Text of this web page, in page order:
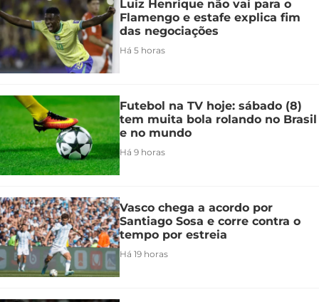
Luiz Henrique não vai para o
Flamengo e estafe explica fim
das negociações
Há 5 horas
Futebol na TV hoje: sábado (8)
tem muita bola rolando no Brasil
e no mundo
Há 9 horas
Vasco chega a acordo por
Santiago Sosa e corre contra o
tempo por estreia
Há 19 horas